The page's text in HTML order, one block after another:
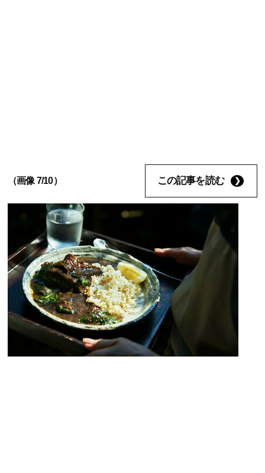
（画像 7/10） この記事を読む